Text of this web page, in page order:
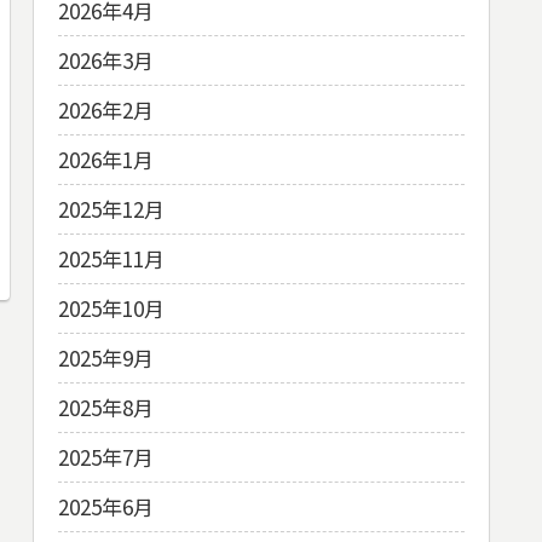
2026年4月
2026年3月
2026年2月
2026年1月
2025年12月
2025年11月
2025年10月
2025年9月
2025年8月
2025年7月
2025年6月